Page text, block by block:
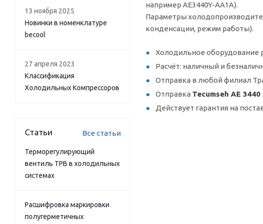
например AE3440Y-AA1A).
Параметры
конденсации, режим работы).
Холодильное оборудование
Расчёт: наличный и
Отправка в любой филиал
Отправка Tecumseh AE 3440
Действует гарантия на
13 ноября 2025
Новинки в номенклатуре
becool
27 апреля 2023
Классификация
Холодильных Компрессоров
Статьи Все статьи
Терморегулирующий
вентиль ТРВ в холодильных
системах
Расшифровка маркировки
полугерметичных